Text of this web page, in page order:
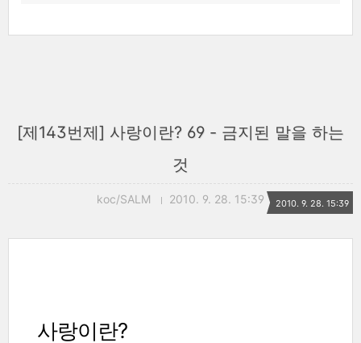
[제143번제] 사랑이란? 69 - 금지된 말을 하는
것
koc/SALM 2010. 9. 28. 15:39 2010. 9. 28. 15:39
사랑이란?